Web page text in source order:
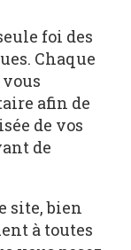
foi des
Chaque
afin de
de vos
de
site, bien
à toutes